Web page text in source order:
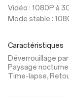
Vidéo : 1080P à
Mode stable :
Caractéristiques
Déverrouillage
Paysage
Time-lapse,